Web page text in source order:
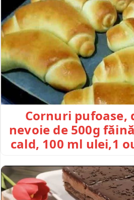
Cornuri pufoase,
nevoie de 500g
cald, 100 ml ulei,1